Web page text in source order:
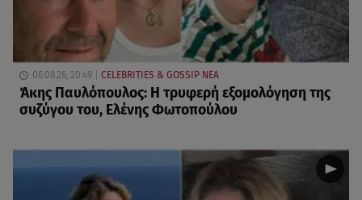
06.08.26, 20:49 CELEBRITIES & GOSSIP ΝΕΑ
Άκης Παυλόπουλος: Η τρυφερή εξομολόγηση της
συζύγου του, Ελένης Φωτοπούλου